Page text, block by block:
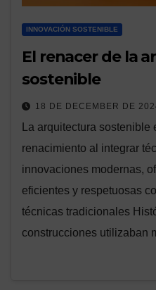
INNOVACIÓN SOSTENIBLE
El renacer de la
sostenible
18 DE DECEMBER DE
La arquitectura sostenible
renacimiento al integrar
innovaciones modernas,
eficientes y respetuosas
técnicas tradicionales
construcciones utilizaban